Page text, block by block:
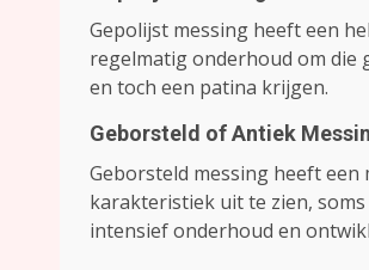
Gepolijst messing heeft een
regelmatig onderhoud om die
en toch een patina krijgen.
Geborsteld of Antiek
Geborsteld messing heeft
karakteristiek uit te zien,
intensief onderhoud en